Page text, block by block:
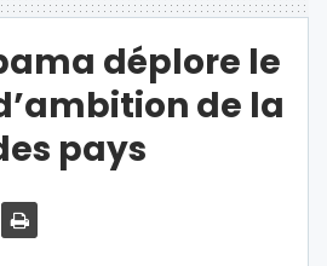
déplore le
de la
pays